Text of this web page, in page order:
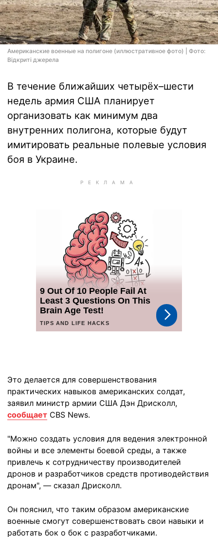
Американские военные на полигоне (иллюстративное фото) | Фото:
Відкриті джерела
В течение ближайших четырёх–шести
недель армия США планирует
организовать как минимум два
внутренних полигона, которые будут
имитировать реальные полевые условия
боя в Украине.
Это делается для совершенствования
практических навыков американских солдат,
заявил министр армии США Дэн Дрисколл,
сообщает CBS News.
"Можно создать условия для ведения электронной
войны и все элементы боевой среды, а также
привлечь к сотрудничеству производителей
дронов и разработчиков средств противодействия
дронам", — сказал Дрисколл.
Он пояснил, что таким образом американские
военные смогут совершенствовать свои навыки и
работать бок о бок с разработчиками.